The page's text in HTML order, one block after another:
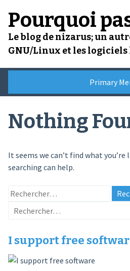
content
Pourquoi
Le blog de nizarus; un
GNU/Linux et les
Primary
Nothing
It seems we can’t find what
searching can help.
Rechercher :
Rechercher :
I support free